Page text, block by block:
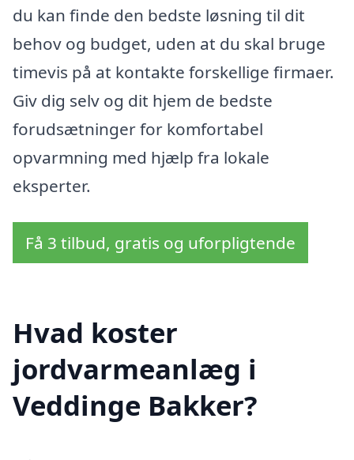
du kan finde den bedste løsning til dit
behov og budget, uden at du skal bruge
timevis på at kontakte forskellige firmaer.
Giv dig selv og dit hjem de bedste
forudsætninger for komfortabel
opvarmning med hjælp fra lokale
eksperter.
Få 3 tilbud, gratis og uforpligtende
Hvad koster
jordvarmeanlæg i
Veddinge Bakker?